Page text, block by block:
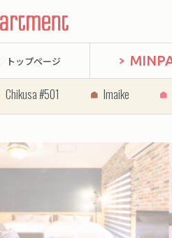
トップページ
Chikusa #501 Imaike